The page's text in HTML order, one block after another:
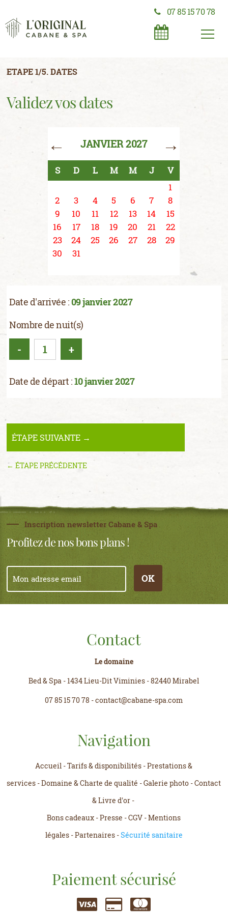
07 85 15 70 78
ETAPE 1/5. DATES
Validez vos dates
← →
JANVIER 2027
S D L M M J
V
1
2
3 4 5 6 7
8
9
10 11 12 13 14
15
16
17 18 19 20 21
22
23
24 25 26 27 28
29
30
31
Date d'arrivée :09 janvier 2027
Nombre de nuit(s)
- +
Date de départ :10 janvier 2027
← ÉTAPE PRÉCÉDENTE
ÉTAPE SUIVANTE →
Inscription newsletter Cabane & Spa
Profitez de nos bons plans !
OK
Contact
Le domaine
Bed & Spa -1434 Lieu-Dit Viminies -82440 Mirabel
07 85 15 70 78 -contact@cabane-spa.com
Navigation
Accueil -Tarifs & disponibilités -Prestations &
services -Domaine & Charte de qualité -Galerie photo -Contact
& Livre d'or-
Bons cadeaux -Presse -CGV -Mentions
légales-Partenaires-Sécurité sanitaire
Paiement sécurisé